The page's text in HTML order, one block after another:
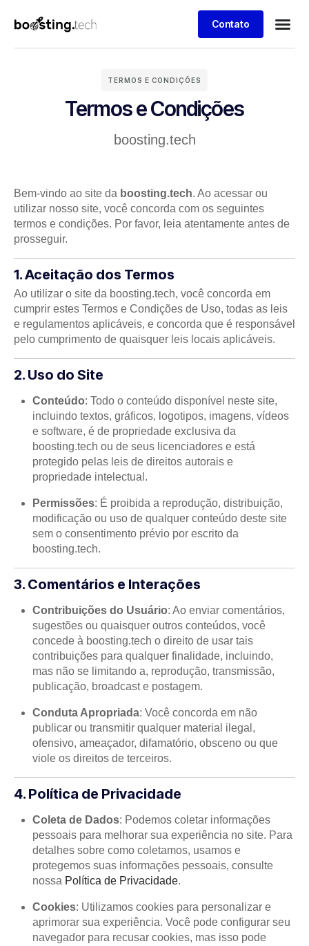
Contato
TERMOS E CONDIÇÕES
Termos e Condições
boosting.tech
Bem-vindo ao site da boosting.tech. Ao acessar ou
utilizar nosso site, você concorda com os seguintes
termos e condições. Por favor, leia atentamente antes de
prosseguir.
1. Aceitação dos Termos
Ao utilizar o site da boosting.tech, você concorda em
cumprir estes Termos e Condições de Uso, todas as leis
e regulamentos aplicáveis, e concorda que é responsável
pelo cumprimento de quaisquer leis locais aplicáveis.
2. Uso do Site
Conteúdo: Todo o conteúdo disponível neste site,
incluindo textos, gráficos, logotipos, imagens, vídeos
e software, é de propriedade exclusiva da
boosting.tech ou de seus licenciadores e está
protegido pelas leis de direitos autorais e
propriedade intelectual.
Permissões: É proibida a reprodução, distribuição,
modificação ou uso de qualquer conteúdo deste site
sem o consentimento prévio por escrito da
boosting.tech.
3. Comentários e Interações
Contribuições do Usuário: Ao enviar comentários,
sugestões ou quaisquer outros conteúdos, você
concede à boosting.tech o direito de usar tais
contribuições para qualquer finalidade, incluindo,
mas não se limitando a, reprodução, transmissão,
publicação, broadcast e postagem.
Conduta Apropriada: Você concorda em não
publicar ou transmitir qualquer material ilegal,
ofensivo, ameaçador, difamatório, obsceno ou que
viole os direitos de terceiros.
4. Política de Privacidade
Coleta de Dados: Podemos coletar informações
pessoais para melhorar sua experiência no site. Para
detalhes sobre como coletamos, usamos e
protegemos suas informações pessoais, consulte
nossa Política de Privacidade.
Cookies: Utilizamos cookies para personalizar e
aprimorar sua experiência. Você pode configurar seu
navegador para recusar cookies, mas isso pode